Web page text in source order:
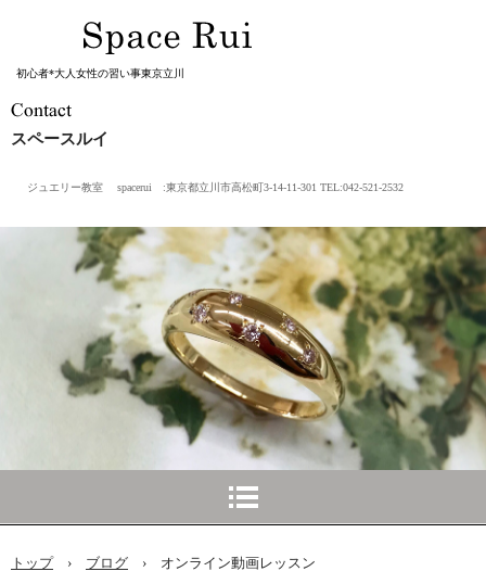
初心者*大人女性の習い事東京立川
スペースルイ
ジュエリー教室 spacerui :東京都立川市高松町3-14-11-301 TEL:042-521-2532
トップ › ブログ › オンライン動画レッスン